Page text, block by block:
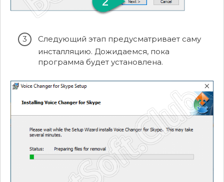
Следующий этап предусматривает саму
инсталляцию. Дожидаемся, пока
программа будет установлена.